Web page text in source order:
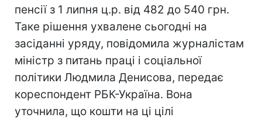
пенсії з 1 липня ц.р. від 482 до 540 грн.
Таке рішення ухвалене сьогодні на
засіданні уряду, повідомила журналістам
міністр з питань праці і соціальної
політики Людмила Денисова, передає
кореспондент РБК-Україна. Вона
уточнила, що кошти на ці цілі